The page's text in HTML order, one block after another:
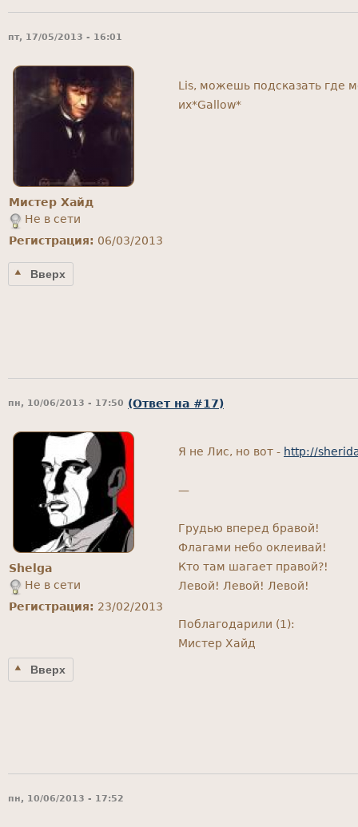
пт, 17/05/2013 - 16:01
Мистер Хайд
Не в сети
Регистрация: 06/03/2013
Lis, можешь подсказать где
их*Gallow*
Вверх
пн, 10/06/2013 - 17:50 (Ответ на #17)
Shelga
Не в сети
Регистрация: 23/02/2013
Я не Лис, но вот - http://
—
Грудью вперед бравой!
Флагами небо оклеивай!
Кто там шагает правой?!
Левой! Левой! Левой!
Поблагодарили (1):
Мистер Хайд
Вверх
пн, 10/06/2013 - 17:52